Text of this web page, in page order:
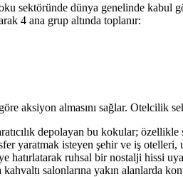
sektöründe dünya genelinde kabul
4 ana grup altında toplanır:
aksiyon almasını sağlar.
depolayan bu kokular;
yaratmak isteyen şehir ve iş
hatırlatarak ruhsal bir nostalji hissi
salonlarına yakın alanlarda